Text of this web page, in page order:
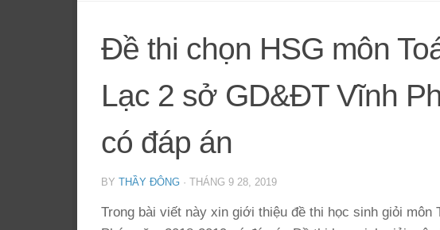
Đề thi chọn HSG môn
Lạc 2 sở GD&ĐT Vĩnh
có đáp án
BY THẦY ĐÔNG · THÁNG 9 28, 2019
Trong bài viết này xin giới thiệu đề thi học sinh giỏi